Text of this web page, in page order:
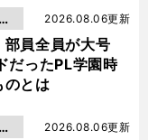
部員全員が大号
だったPL学園時
のとは
2026.08.06更新
2026.08.06更新